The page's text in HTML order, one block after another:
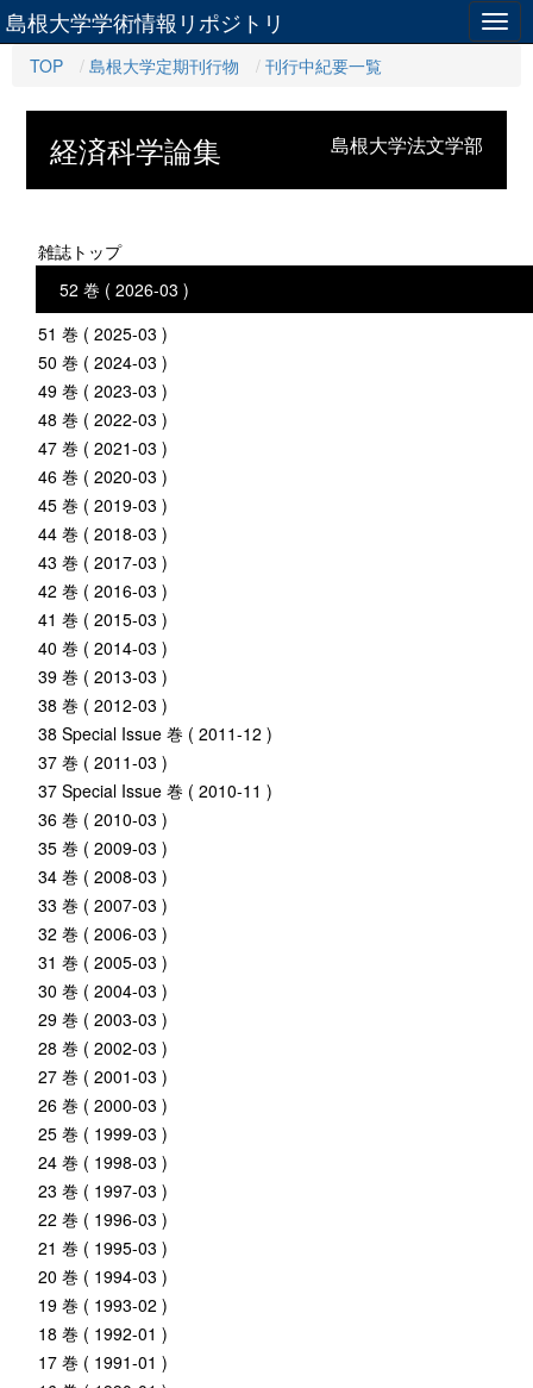
島根大学学術情報リポジトリ
TOP 島根大学定期刊行物 刊行中紀要一覧
島根大学法文学部
経済科学論集
雑誌トップ
52 巻 ( 2026-03 )
51 巻 ( 2025-03 )
50 巻 ( 2024-03 )
49 巻 ( 2023-03 )
48 巻 ( 2022-03 )
47 巻 ( 2021-03 )
46 巻 ( 2020-03 )
45 巻 ( 2019-03 )
44 巻 ( 2018-03 )
43 巻 ( 2017-03 )
42 巻 ( 2016-03 )
41 巻 ( 2015-03 )
40 巻 ( 2014-03 )
39 巻 ( 2013-03 )
38 巻 ( 2012-03 )
38 Special Issue 巻 ( 2011-12 )
37 巻 ( 2011-03 )
37 Special Issue 巻 ( 2010-11 )
36 巻 ( 2010-03 )
35 巻 ( 2009-03 )
34 巻 ( 2008-03 )
33 巻 ( 2007-03 )
32 巻 ( 2006-03 )
31 巻 ( 2005-03 )
30 巻 ( 2004-03 )
29 巻 ( 2003-03 )
28 巻 ( 2002-03 )
27 巻 ( 2001-03 )
26 巻 ( 2000-03 )
25 巻 ( 1999-03 )
24 巻 ( 1998-03 )
23 巻 ( 1997-03 )
22 巻 ( 1996-03 )
21 巻 ( 1995-03 )
20 巻 ( 1994-03 )
19 巻 ( 1993-02 )
18 巻 ( 1992-01 )
17 巻 ( 1991-01 )